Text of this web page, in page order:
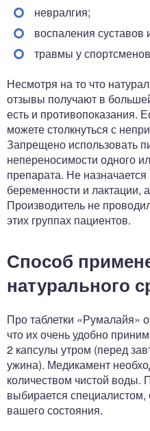
невралгия;
воспаления
травмы у
Несмотря на то что
отзывы получают в
есть и противопоказания.
можете столкнуться с
Запрещено использовать
непереносимости одного
препарата. Не
беременности и лактации,
Производитель не
этих группах пациентов.
Способ
натурального
Про таблетки «Румалайя»
что их очень удобно
2 капсулы утром (перед
ужина). Медикамент
количеством чистой воды.
выбирается
вашего состояния.